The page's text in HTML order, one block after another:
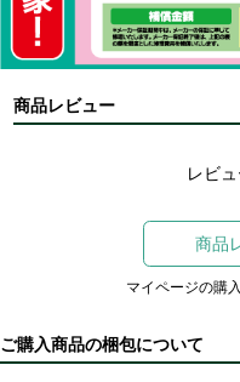
商品レビュー
レビ
商品
マイページの購
ご購入商品の梱包について